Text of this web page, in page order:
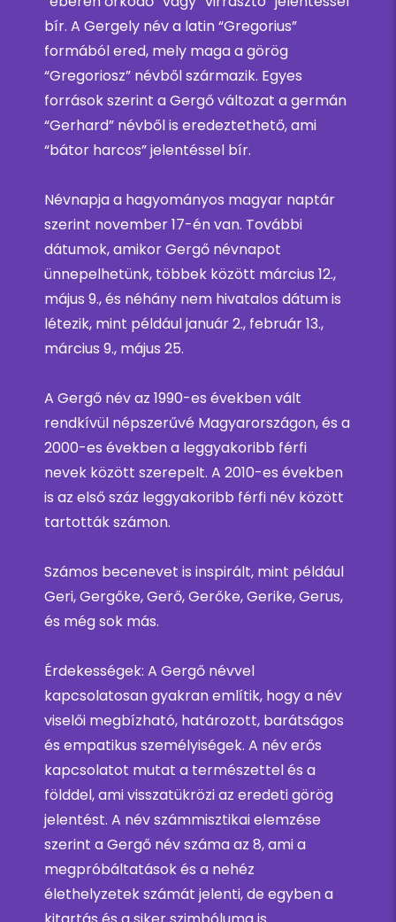
bír. A Gergely név a latin “Gregorius”
formából ered, mely maga a görög
“Gregoriosz” névből származik. Egyes
források szerint a Gergő változat a germán
“Gerhard” névből is eredeztethető, ami
“bátor harcos” jelentéssel bír.
Névnapja a hagyományos magyar naptár
szerint november 17-én van. További
dátumok, amikor Gergő névnapot
ünnepelhetünk, többek között március 12.,
május 9., és néhány nem hivatalos dátum is
létezik, mint például január 2., február 13.,
március 9., május 25.
A Gergő név az 1990-es években vált
rendkívül népszerűvé Magyarországon, és a
2000-es években a leggyakoribb férfi
nevek között szerepelt. A 2010-es években
is az első száz leggyakoribb férfi név között
tartották számon.
Számos becenevet is inspirált, mint például
Geri, Gergőke, Gerő, Gerőke, Gerike, Gerus,
és még sok más.
Érdekességek: A Gergő névvel
kapcsolatosan gyakran említik, hogy a név
viselői megbízható, határozott, barátságos
és empatikus személyiségek. A név erős
kapcsolatot mutat a természettel és a
földdel, ami visszatükrözi az eredeti görög
jelentést. A név számmisztikai elemzése
szerint a Gergő név száma az 8, ami a
megpróbáltatások és a nehéz
élethelyzetek számát jelenti, de egyben a